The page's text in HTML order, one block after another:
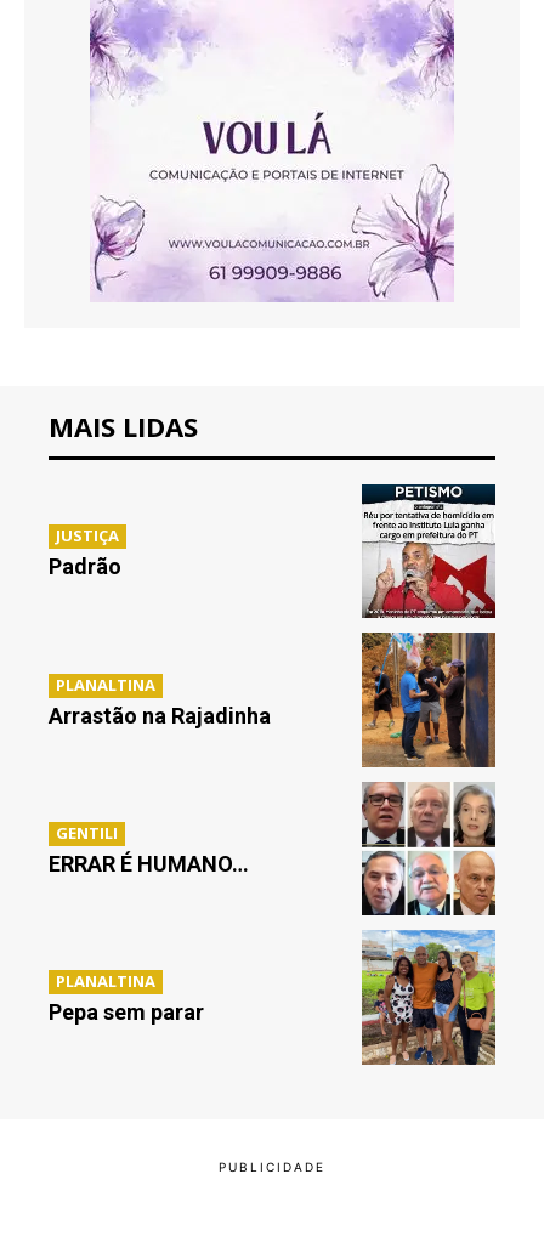
MAIS LIDAS
JUSTIÇA
Padrão
PLANALTINA
Arrastão na Rajadinha
GENTILI
ERRAR É HUMANO…
PLANALTINA
Pepa sem parar